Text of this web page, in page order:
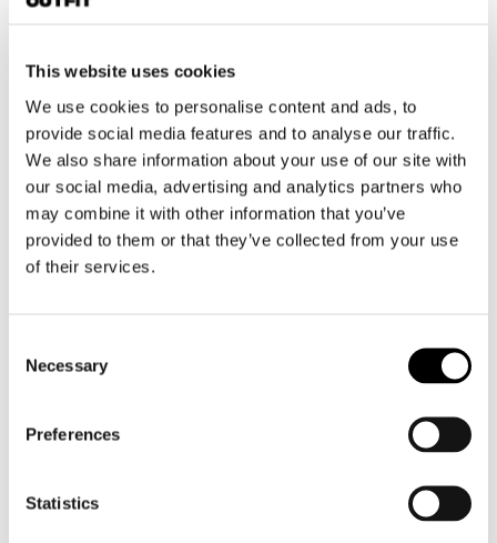
This website uses cookies
We use cookies to personalise content and ads, to
provide social media features and to analyse our traffic.
We also share information about your use of our site with
our social media, advertising and analytics partners who
may combine it with other information that you’ve
provided to them or that they’ve collected from your use
of their services.
Selection
Necessary
Preferences
Statistics
Alpinestars
SALE